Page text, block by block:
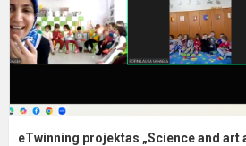
eTwinning projektas „Science and art